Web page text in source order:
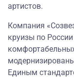
артистов.
Компания
круизы по
Единым